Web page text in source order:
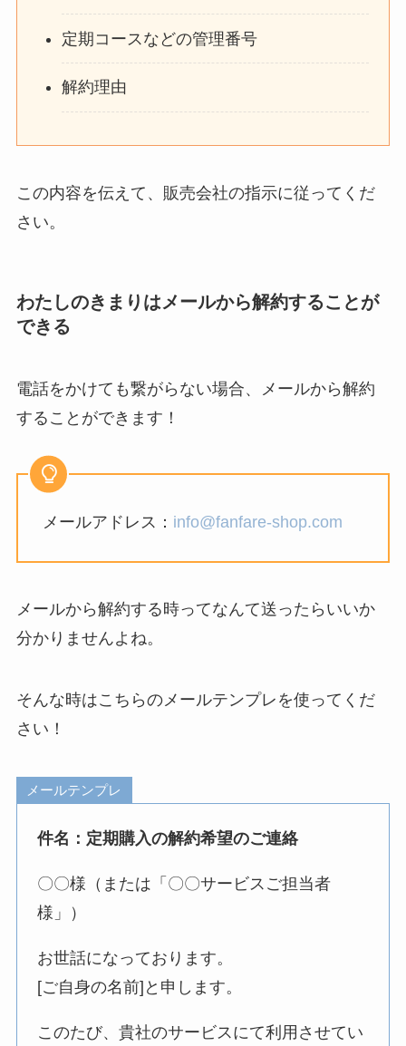
定期コースなどの管理番号
解約理由
この内容を伝えて、販売会社の指示に従ってくだ
さい。
わたしのきまりはメールから解約することが
できる
電話をかけても繋がらない場合、メールから解約
することができます！
メールアドレス： info@fanfare-shop.com
メールから解約する時ってなんて送ったらいいか
分かりませんよね。
そんな時はこちらのメールテンプレを使ってくだ
さい！
メールテンプレ
件名：定期購入の解約希望のご連絡
〇〇様（または「〇〇サービスご担当者
様」）
お世話になっております。
[ご自身の名前]と申します。
このたび、貴社のサービスにて利用させてい